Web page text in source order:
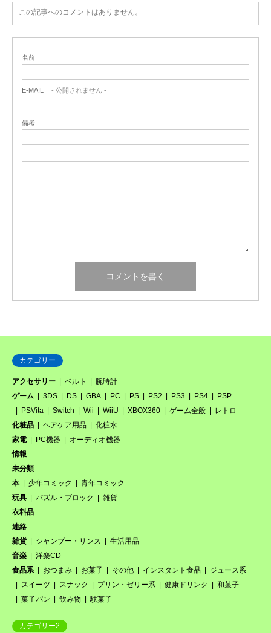
この記事へのコメントはありません。
名前
E-MAIL - 公開されません -
備考
カテゴリー
アクセサリー ベルト
腕時計
ゲーム
3DS DS GBA PC PS PS2 PS3 PS4
PSP
PSVita
Switch Wii WiiU XBOX360 ゲーム全般
レトロ
化粧品
ヘアケア用品
化粧水
家電
PC機器
オーディオ機器
情報
未分類
本
少年コミック
青年コミック
玩具
パズル・ブロック
雑貨
衣料品
連絡
雑貨
シャンプー・リンス
生活用品
音楽
洋楽CD
食品系
おつまみ お菓子 その他 インスタント食品
ジュース系
スイーツ
スナック プリン・ゼリー系 健康ドリンク
和菓子
菓子パン
飲み物 駄菓子
カテゴリー2